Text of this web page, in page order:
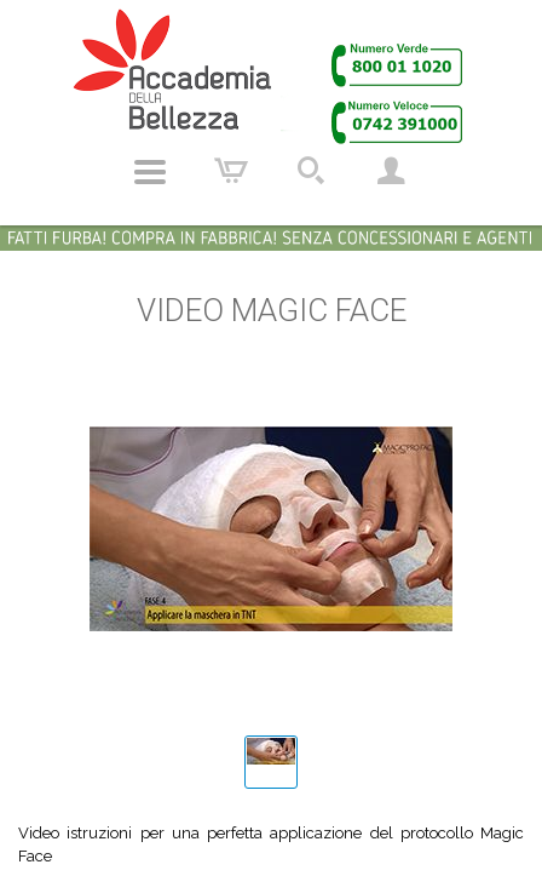
VIDEO MAGIC FACE
Video istruzioni per una perfetta applicazione del protocollo Magic
Face